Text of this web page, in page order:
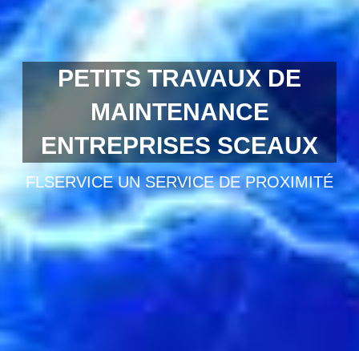
PETITS TRAVAUX DE
MAINTENANCE
ENTREPRISES SCEAUX
FLSERVICE UN SERVICE DE PROXIMITÉ